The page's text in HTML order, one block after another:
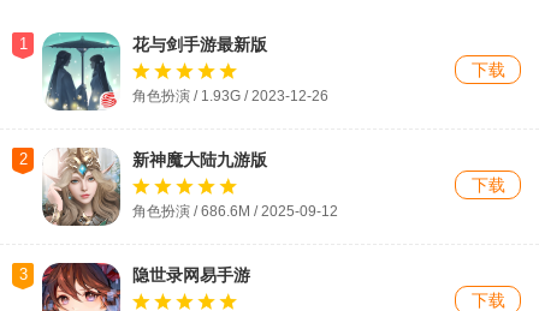
1 花与剑手游最新版
角色扮演 / 1.93G / 2023-12-26
下载
2 新神魔大陆九游版
角色扮演 / 686.6M / 2025-09-12
下载
3 隐世录网易手游
下载